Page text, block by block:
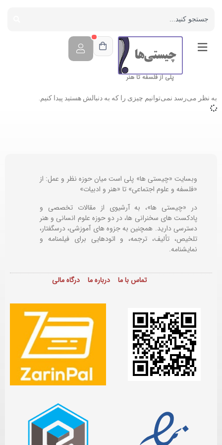
پلی از فلسفه تا هنر
به نظر می‌رسد نمی‌توانیم چیزی را که به دنبالش هستید پیدا کنیم.
وبسایت «چیستی ها» پلی است میان حوزه نظر و عمل: از
«فلسفه و علوم اجتماعی» تا «هنر و ادبیات»
در «چیستی ها»، به آرشیوی از مقالات تخصصی و
پادکست های سخنرانی ها، در دو حوزه علوم انسانی و هنر
دسترسی دارید. همچنین به جزوه های آموزشی، درسگفتار،
تلخیص، تألیف، ترجمه، و اتودهایی برایفیلمنامه و
نمایشنامه.
تماس با ما درباره ما درگاه مالی